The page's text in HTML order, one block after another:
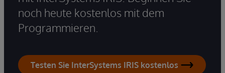
noch heute kostenlos mit dem
Programmieren.
Testen Sie InterSystems IRIS kostenlos